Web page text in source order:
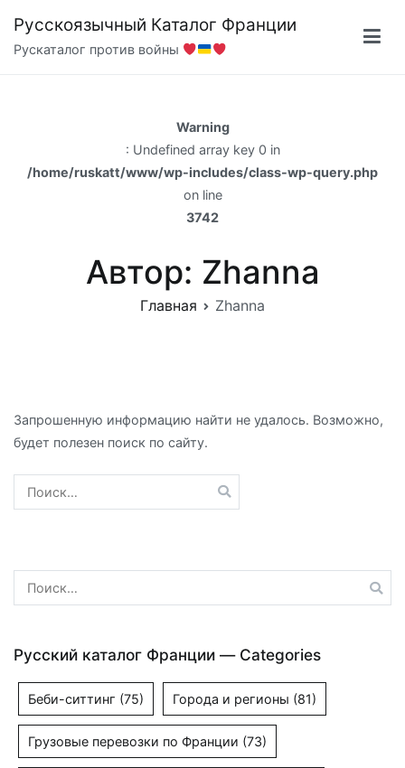
содержимому
Русскоязычный Каталог Франции
Рускаталог против войны
Warning
: Undefined array key 0 in
/home/ruskatt/www/wp-includes/class-wp-query.php
on line
3742
Автор: Zhanna
Главная Zhanna
Запрошенную информацию найти не удалось. Возможно,
будет полезен поиск по сайту.
Найти:
Найти:
Русский каталог Франции — Categories
Беби-ситтинг (75) Города и регионы (81)
Грузовые перевозки по Франции (73)